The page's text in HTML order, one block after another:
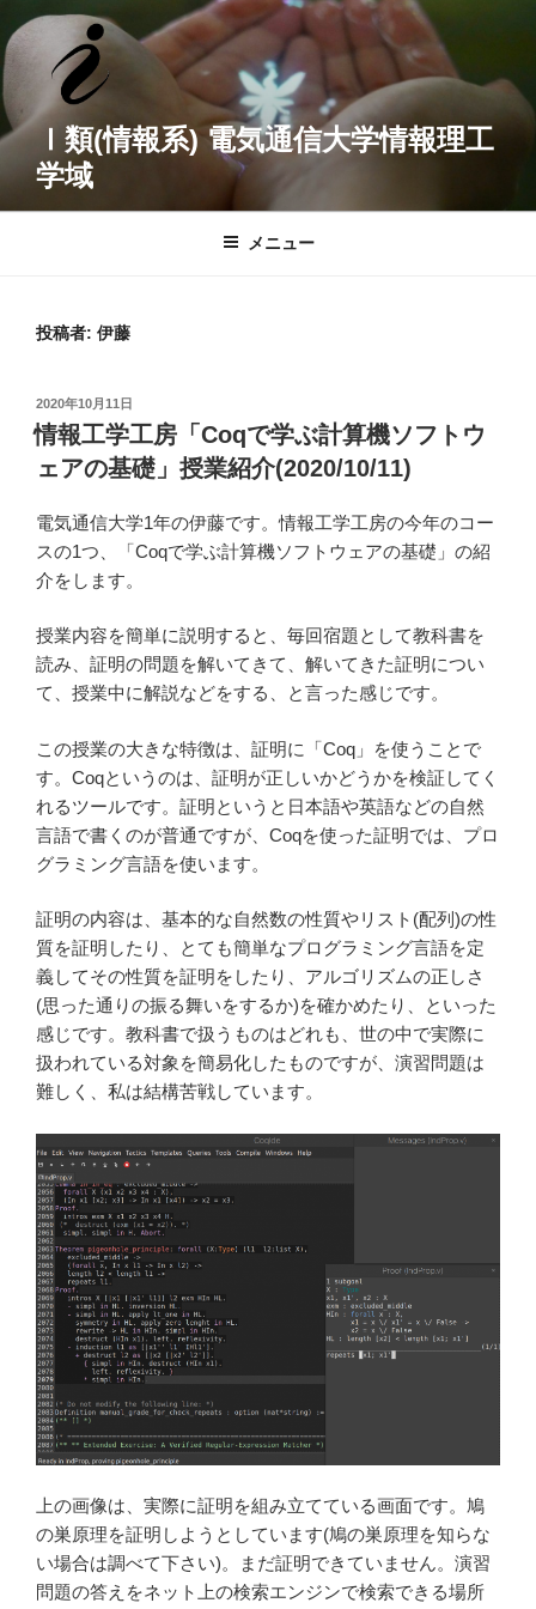
ン
テ
ン
ツ
キ
Ⅰ類(情報系) 電気通信大学情報理工
学域
メニュー
投稿者: 伊藤
投
稿
日:
2020年10月11日
情報工学工房「Coqで学ぶ計算機ソフトウ
ェアの基礎」授業紹介(2020/10/11)
電気通信大学1年の伊藤です。情報工学工房の今年のコー
スの1つ、「Coqで学ぶ計算機ソフトウェアの基礎」の紹
介をします。
授業内容を簡単に説明すると、毎回宿題として教科書を
読み、証明の問題を解いてきて、解いてきた証明につい
て、授業中に解説などをする、と言った感じです。
この授業の大きな特徴は、証明に「Coq」を使うことで
す。Coqというのは、証明が正しいかどうかを検証してく
れるツールです。証明というと日本語や英語などの自然
言語で書くのが普通ですが、Coqを使った証明では、プロ
グラミング言語を使います。
証明の内容は、基本的な自然数の性質やリスト(配列)の性
質を証明したり、とても簡単なプログラミング言語を定
義してその性質を証明をしたり、アルゴリズムの正しさ
(思った通りの振る舞いをするか)を確かめたり、といった
感じです。教科書で扱うものはどれも、世の中で実際に
扱われている対象を簡易化したものですが、演習問題は
難しく、私は結構苦戦しています。
上の画像は、実際に証明を組み立てている画面です。鳩
の巣原理を証明しようとしています(鳩の巣原理を知らな
い場合は調べて下さい)。まだ証明できていません。演習
問題の答えをネット上の検索エンジンで検索できる場所